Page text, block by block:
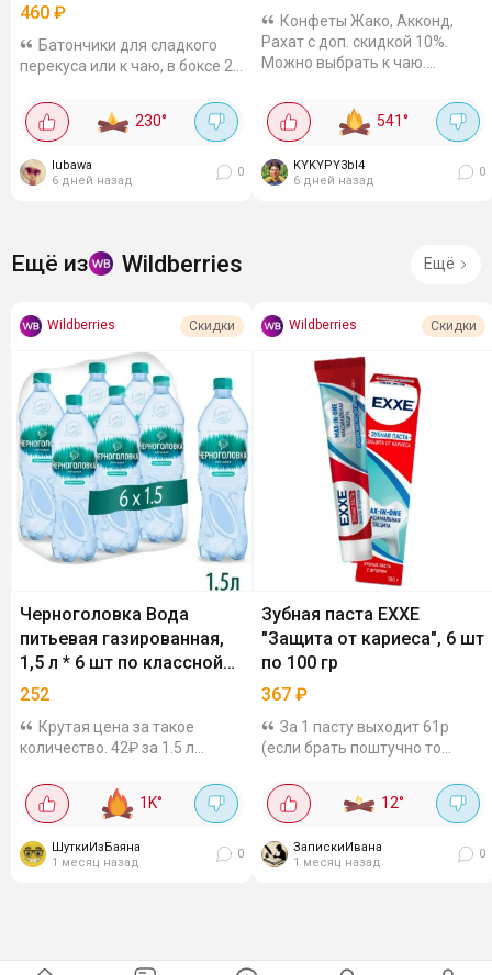
460 ₽
Батончики для сладкого
перекуса или к чаю, в боксе 20
шт. Сладость из молочного
шоколада со вкусом варёной
крошкой,...
230°
lubawa
6 дней назад
0
Конфеты Жако, Акконд,
Рахат с доп. скидкой 10%.
Можно выбрать к чаю.
долине", 0,8 кг за 401₽. Халва
в шоколадной глазури, мягкая
приятная текстура....
541°
KYKYPY3bI4
6 дней назад
0
Ещё из Wildberries Ещё
Wildberries Скидки
Черноголовка Вода
питьевая газированная,
1,5 л * 6 шт по классной
цене
252
Крутая цена за такое
количество. 42₽ за 1.5 л
годится. Надеюсь привезут
1K°
ШуткиИзБаяна
1 месяц назад
0
Wildberries Скидки
Зубная паста EXXE
"Защита от кариеса", 6 шт
по 100 гр
367 ₽
За 1 пасту выходит 61р
(если брать поштучно то
фтор, и кальций - двойная
защита от кариеса. Нет
пенится. Не надо...
12°
ЗапискиИвана
1 месяц назад
0